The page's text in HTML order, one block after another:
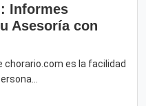
Informes
Asesoría con
chorario.com es la facilidad